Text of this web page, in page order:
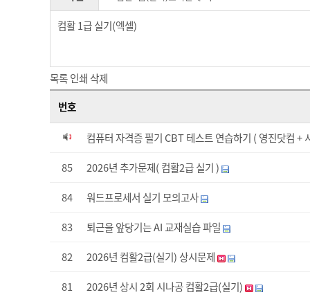
컴활 1급 실기(엑셀)
목록인쇄 삭제
번호
컴퓨터 자격증 필기 CBT 테스트 연습하기 ( 영진닷컴 +
85
2026년 추가문제( 컴활2급 실기 )
84
워드프로세서 실기 모의고사
83
퇴근을 앞당기는 AI 교재실습 파일
82
2026년 컴활2급(실기) 상시문제
81
2026년 상시 2회 시나공 컴활2급(실기)